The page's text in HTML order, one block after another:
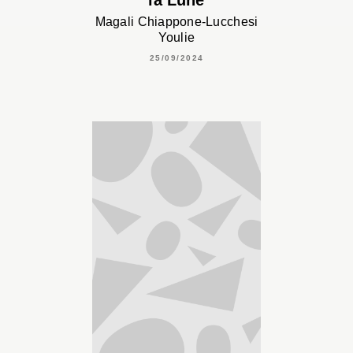
Magali Chiappone-Lucchesi
Youlie
25/09/2024